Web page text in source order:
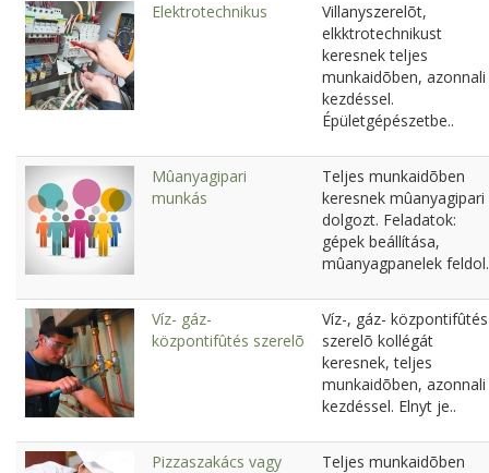
Elektrotechnikus
Villanyszerelõt,
elkktrotechnikust
keresnek teljes
munkaidõben, azonnali
kezdéssel.
Épületgépészetbe..
Mûanyagipari
munkás
Teljes munkaidõben
keresnek mûanyagipari
dolgozt. Feladatok:
gépek beállítása,
mûanyagpanelek
Víz- gáz-
központifûtés szerelõ
Víz-, gáz- központifûtés
szerelõ kollégát
keresnek, teljes
munkaidõben, azonnali
kezdéssel. Elnyt je..
Pizzaszakács vagy Teljes munkaidõben